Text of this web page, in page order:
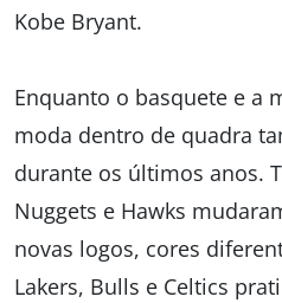
Kobe Bryant.
Enquanto o basquete e a
moda dentro de quadra
durante os últimos anos.
Nuggets e Hawks
novas logos, cores
Lakers, Bulls e Celtics